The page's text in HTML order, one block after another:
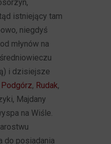
istniejący tam
niegdyś
młynów na
i dzisiejsze
Podgórz, Rudak,
Majdany
na Wiśle.
do posiadania